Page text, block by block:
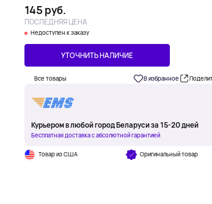
145 руб.
ПОСЛЕДНЯЯ ЦЕНА
Недоступен к заказу
УТОЧНИТЬ НАЛИЧИЕ
Все товары В избранное
Курьером в любой город Беларуси за 15-20 дней
Бесплатная доставка с абсолютной гарантией
Товар из США Оригинальный товар